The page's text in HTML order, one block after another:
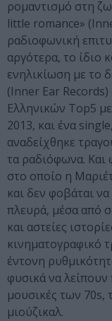
ρομαντισμό στη
little romance»
ραδιοφωνική
αργότερα, το ίδιο
ενηλικίωση με το
(Inner Ear
Ελληνικών Top5
2013, και ένα
αναδείχθηκε
τα ραδιόφωνα.
στο οποίο η
και δεν φοβάται
πλευρά, μέσα από
και αστείες
κινηματογραφικό
έντονη
φυσικά να λείπουν
μουσικές των 70s,
μιούζικαλ.